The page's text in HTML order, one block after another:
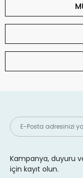
Kampanya, duyuru
için kayıt olun.